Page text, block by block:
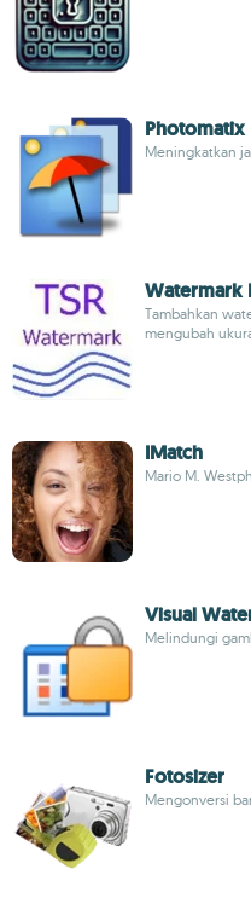
Photomatix
Meningkatkan
Watermark
Tambahkan
mengubah
IMatch
Mario M.
Visual
Melindungi
Fotosizer
Mengonversi